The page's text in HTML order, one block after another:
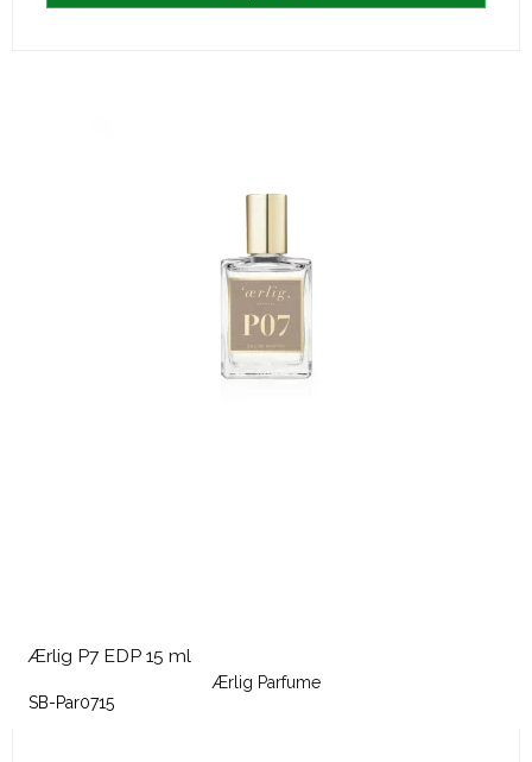
Ærlig P7 EDP 15 ml
Ærlig Parfume
SB-Par0715